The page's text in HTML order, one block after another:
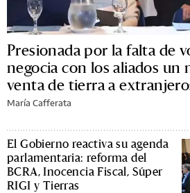
Presionada por la falta de
negocia con los aliados un
venta de tierra a
María Cafferata
El Gobierno reactiva su agenda
parlamentaria: reforma del
BCRA, Inocencia Fiscal, Súper
RIGI y Tierras